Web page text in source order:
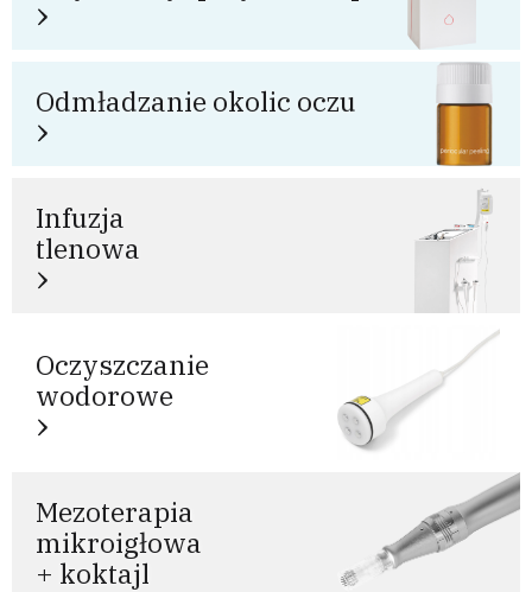
Odmładzanie okolic oczu
Infuzja
tlenowa
Oczyszczanie
wodorowe
Mezoterapia
mikroigłowa
+ koktajl